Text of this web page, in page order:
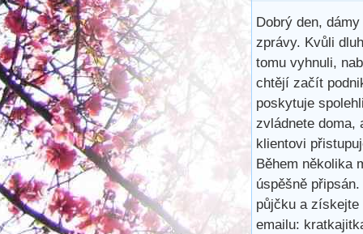
Dobrý den,
zprávy. Kvůli
tomu vyhnuli,
chtějí začít
poskytuje
zvládnete doma,
klientovi
Během několika
úspěšně
půjčku a získejte
emailu: